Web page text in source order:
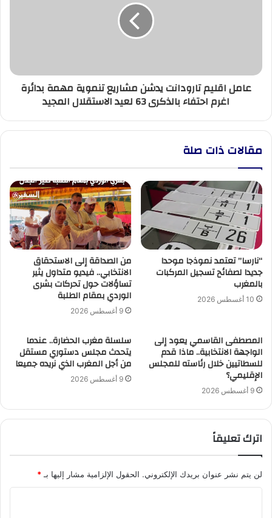
اغرم
احتفاء
المجيد
عامل اقليم تارودانت يدشن مشاريع تنموية مهمة بدائرة
اغرم احتفاء بالذكرى 63 لعيد الاستقلال المجيد
مقالات ذات صلة
“نارسا” تعتمد نموذجا موحدا
جديدا لصفائح تسجيل المركبات
بالمغرب
10 أغسطس 2026
من الصداقة إلى الاستحقاق
الانتخابي.. فيديو متداول يثير
تساؤلات حول تحركات بشرى
الوردي بمقام الطلبة
9 أغسطس 2026
المصطفى القاسمي يعود إلى
الواجهة الانتخابية.. ماذا قدم
للسطاتيين خلال رئاسته للمجلس
الإقليمي؟
9 أغسطس 2026
سلسلة مغرب الحضارة.. عندما
يتحدث مجلس دستوري مستقل
من أجل المغرب الذي نريده جميعا
9 أغسطس 2026
اترك تعليقاً
لن يتم نشر عنوان بريدك الإلكتروني. الحقول الإلزامية مشار إليها بـ *